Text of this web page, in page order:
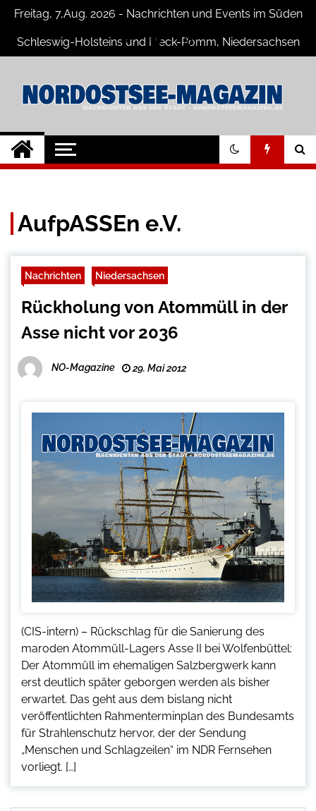
Skip
content
Freitag, 7,Aug. 2026 - Nachrichten und Events im Süden
Schleswig-Holsteins und Meck-Pomm, Niedersachsen
Nord-Ostsee-
Magazine Blog
Der Blog der Nord-Ostsee Magazine
AufpASSEn e.V.
Nachrichten Niedersachsen
Rückholung von Atommüll in der
Asse nicht vor 2036
NO-Magazine 29. Mai 2012
(CIS-intern) – Rückschlag für die Sanierung des
maroden Atommüll-Lagers Asse II bei Wolfenbüttel:
Der Atommüll im ehemaligen Salzbergwerk kann
erst deutlich später geborgen werden als bisher
erwartet. Das geht aus dem bislang nicht
veröffentlichten Rahmenterminplan des Bundesamts
für Strahlenschutz hervor, der der Sendung
„Menschen und Schlagzeilen“ im NDR Fernsehen
vorliegt. […]